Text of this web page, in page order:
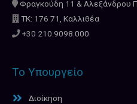
Φραγκούδη 11 & Αλεξάνδρου
ΤΚ: 176 71, Καλλιθέα
+30 210.9098.000
Το Υπουργείο
Διοίκηση